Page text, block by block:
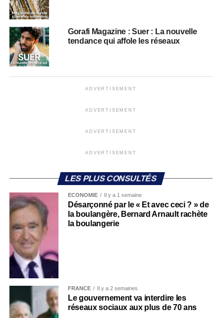
Gorafi Magazine : Suer : La nouvelle
tendance qui affole les réseaux
ADVERTISEMENT
ADVERTISEMENT
ADVERTISEMENT
ADVERTISEMENT
LES PLUS CONSULTÉS
ECONOMIE Il y a 1 semaine
Désarçonné par le « Et avec ceci ? » de
la boulangère, Bernard Arnault rachète
la boulangerie
FRANCE Il y a 2 semaines
Le gouvernement va interdire les
réseaux sociaux aux plus de 70 ans